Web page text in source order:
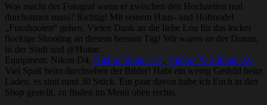
Was macht der Fotograf wenn er zwischen den Hochzeiten mal
durchatmen muss? Richtig! Mit seinem Haus- und Hofmodel
„Funshooten“ gehen. Vielen Dank an die liebe Lou für das locker
flockige Shooting an diesem heissen Tag! Wir waren an der Donau,
in der Stadt und @Home.
Equipment: Nikon D4, Nikkor 50mm 1.8 , Nikkor 70-200mm 2.8
Viel Spaß beim durchsehen der Bilder! Habt ein wenig Geduld beim
Laden, es sind rund 30 Stück. Ein paar davon habe ich Euch in den
Shop gestellt, zu finden im Menü oben rechts.